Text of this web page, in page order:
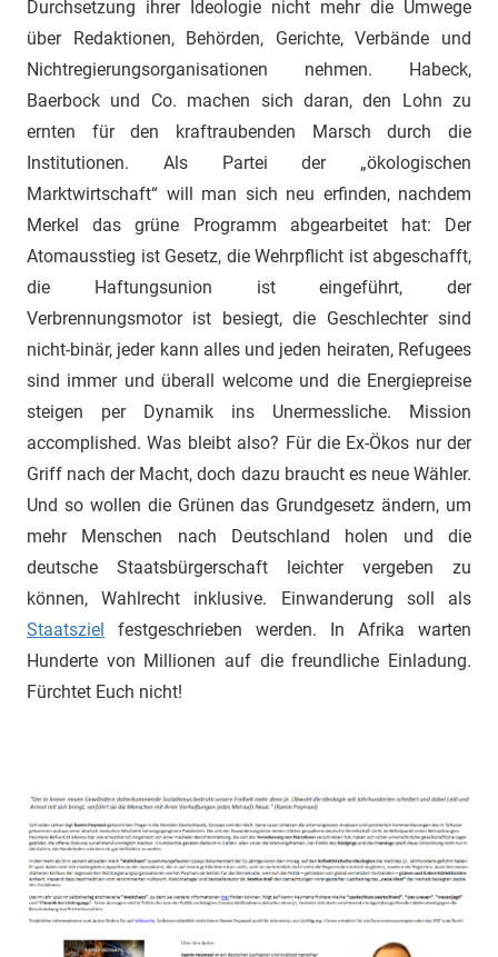
Durchsetzung ihrer Ideologie nicht mehr die Umwege
über Redaktionen, Behörden, Gerichte, Verbände und
Nichtregierungsorganisationen nehmen. Habeck,
Baerbock und Co. machen sich daran, den Lohn zu
ernten für den kraftraubenden Marsch durch die
Institutionen. Als Partei der „ökologischen
Marktwirtschaft“ will man sich neu erfinden, nachdem
Merkel das grüne Programm abgearbeitet hat: Der
Atomausstieg ist Gesetz, die Wehrpflicht ist abgeschafft,
die Haftungsunion ist eingeführt, der
Verbrennungsmotor ist besiegt, die Geschlechter sind
nicht-binär, jeder kann alles und jeden heiraten, Refugees
sind immer und überall welcome und die Energiepreise
steigen per Dynamik ins Unermessliche. Mission
accomplished. Was bleibt also? Für die Ex-Ökos nur der
Griff nach der Macht, doch dazu braucht es neue Wähler.
Und so wollen die Grünen das Grundgesetz ändern, um
mehr Menschen nach Deutschland holen und die
deutsche Staatsbürgerschaft leichter vergeben zu
können, Wahlrecht inklusive. Einwanderung soll als
Staatsziel festgeschrieben werden. In Afrika warten
Hunderte von Millionen auf die freundliche Einladung.
Fürchtet Euch nicht!